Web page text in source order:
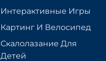
Интерактивные Игры
Картинг И Велосипед
Скалолазание Для
Детей